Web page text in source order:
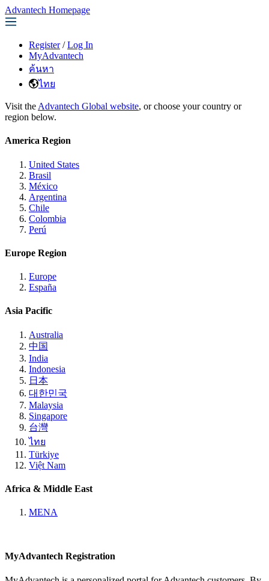
Advantech Homepage
Register / Log In
MyAdvantech
ค้นหา
ไทย
Visit the Advantech Global website, or choose your country or
region below.
America Region
United States
Brasil
México
Argentina
Chile
Colombia
Perú
Europe Region
Europe
España
Asia Pacific
Australia
中国
India
Indonesia
日本
대한민국
Malaysia
Singapore
台灣
ไทย
Türkiye
Việt Nam
Africa & Middle East
MENA
MyAdvantech Registration